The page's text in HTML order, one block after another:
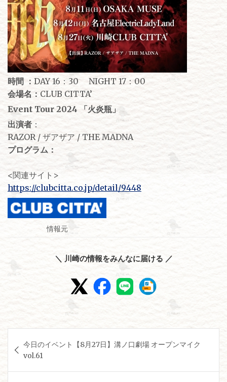
時間 ： DAY 16：30 NIGHT 17：00
会場名： CLUB CITTA’
Event Tour 2024 「火炎瓶」
出演者 ：
RAZOR / ザアザア / THE MADNA
プログラム：
<関連サイト>
https://clubcitta.co.jp/detail/9448
情報元
＼ 川崎の情報をみんなに届ける ／
稿
ナ
今日のイベント【8月27日】溝ノ口劇場 オープンマイク
vol.61